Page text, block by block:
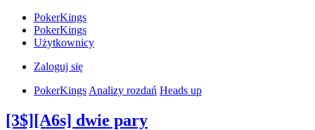
PokerKings
PokerKings
Użytkownicy
Zaloguj się
PokerKings Analizy rozdań Heads up
[3$][A6s] dwie pary